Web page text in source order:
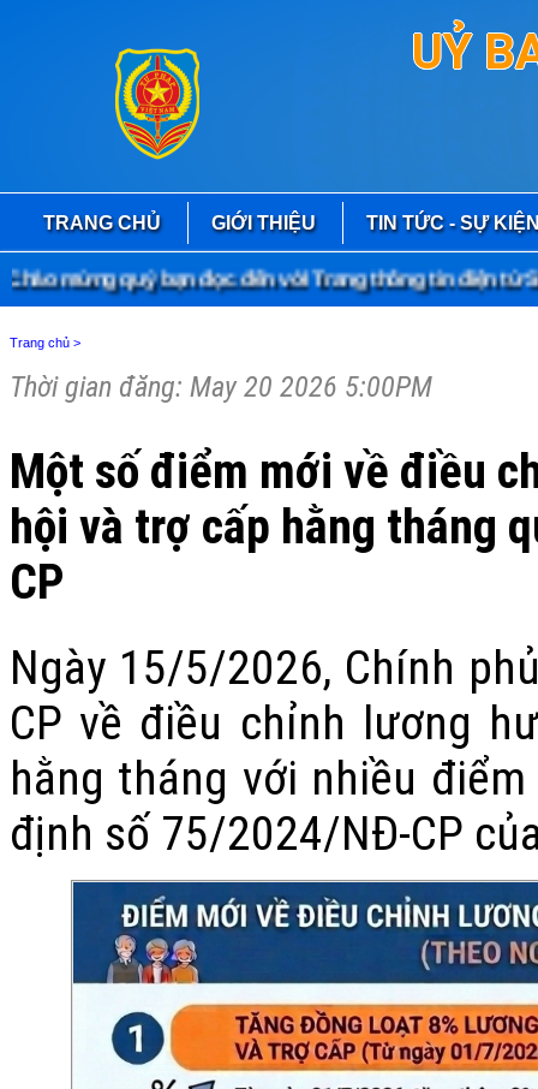
UỶ
TRANG CHỦ GIỚI THIỆU TIN TỨC - SỰ
mừng quý bạn đọc đến với Trang thông tin điện tử Sở
Trang chủ >
Thời gian đăng: May 20 2026 5:00PM
Một số điểm mới về điều
hội và trợ cấp hằng tháng
CP
Ngày 15/5/2026, Chính
CP về điều chỉnh lương
hằng tháng với nhiều
định số 75/2024/NĐ-CP